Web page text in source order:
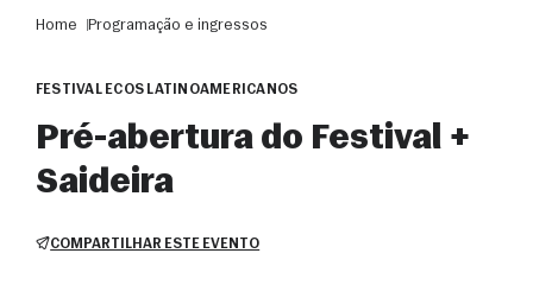
Home Programação e ingressos
FESTIVAL ECOS LATINOAMERICANOS
Pré-abertura do Festival +
Saideira
COMPARTILHAR ESTE EVENTO